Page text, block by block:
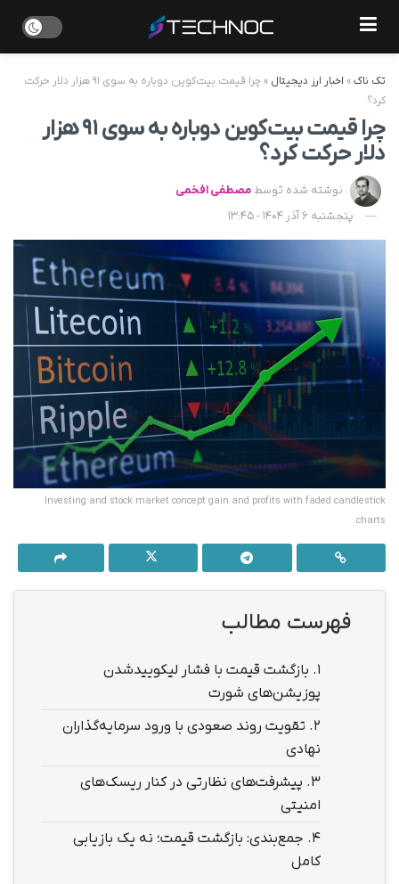
تک ناک» اخبار ارز دیجیتال »
چرا قیمت بیت‌کوین دوباره به سوی ۹۱ هزار دلار حرکت
کرد؟
چرا قیمت بیت‌کوین دوباره به سوی ۹۱ هزار
دلار حرکت کرد؟
نوشته شده توسط مصطفی افخمی
پنجشنبه 6 آذر 1404 - 13:45
Investing and stock market concept gain and profits with faded candlestick
charts.
فهرست مطالب
1. بازگشت قیمت با فشار لیکوییدشدن
پوزیشن‌های شورت
2. تقویت روند صعودی با ورود سرمایه‌گذاران
نهادی
3. پیشرفت‌های نظارتی در کنار ریسک‌های
امنیتی
4. جمع‌بندی: بازگشت قیمت؛ نه یک بازیابی
کامل